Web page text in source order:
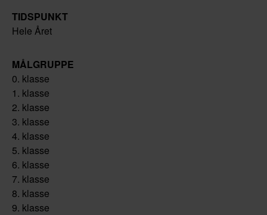
TIDSPUNKT
Hele Året
MÅLGRUPPE
0. klasse
1. klasse
2. klasse
3. klasse
4. klasse
5. klasse
6. klasse
7. klasse
8. klasse
9. klasse